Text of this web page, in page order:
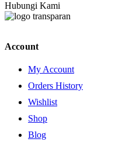
Hubungi Kami
Account
My Account
Orders History
Wishlist
Shop
Blog